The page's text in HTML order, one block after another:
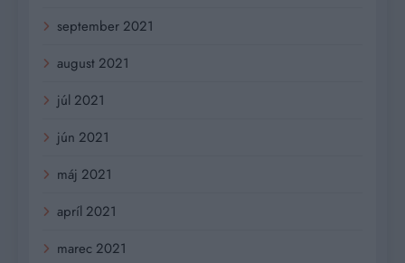
september 2021
august 2021
júl 2021
jún 2021
máj 2021
apríl 2021
marec 2021